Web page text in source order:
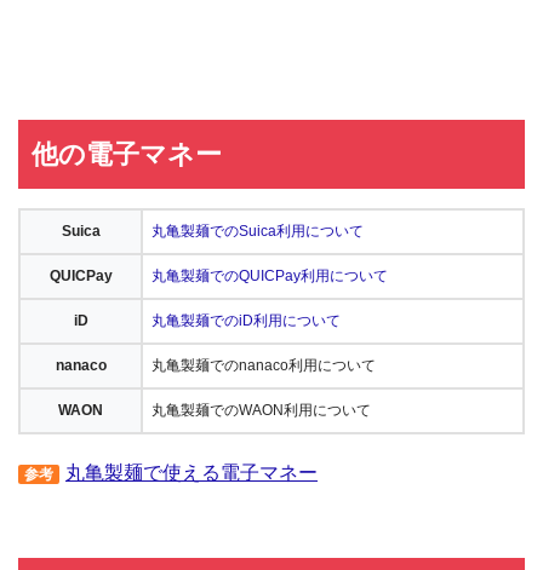
他の電子マネー
Suica 丸亀製麺でのSuica利用について
QUICPay 丸亀製麺でのQUICPay利用について
iD 丸亀製麺でのiD利用について
nanaco 丸亀製麺でのnanaco利用について
WAON 丸亀製麺でのWAON利用について
参考 丸亀製麺で使える電子マネー